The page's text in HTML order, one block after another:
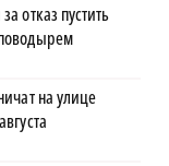
отказ пустить
на улице